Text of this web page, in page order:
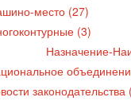
место (27)
(3)
Назначение-
законодательства